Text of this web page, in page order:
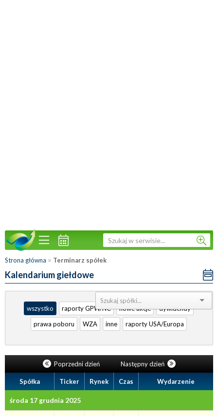
Strona główna » Terminarz spółek
Kalendarium giełdowe
Sortuj:
wszystko
raporty GPW/NC nowe akcje
dywidendy
prawa poboru
WZA inne raporty USA/Europa
Poprzedni dzień Następny dzień
Spółka Ticker Rynek Czas Wydarzenie
środa 17 grudnia 2025